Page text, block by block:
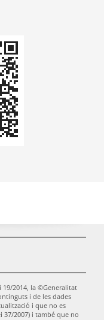
19/2014, la ©Generalitat
i de les dades
i que no es
37/2007) i també que no